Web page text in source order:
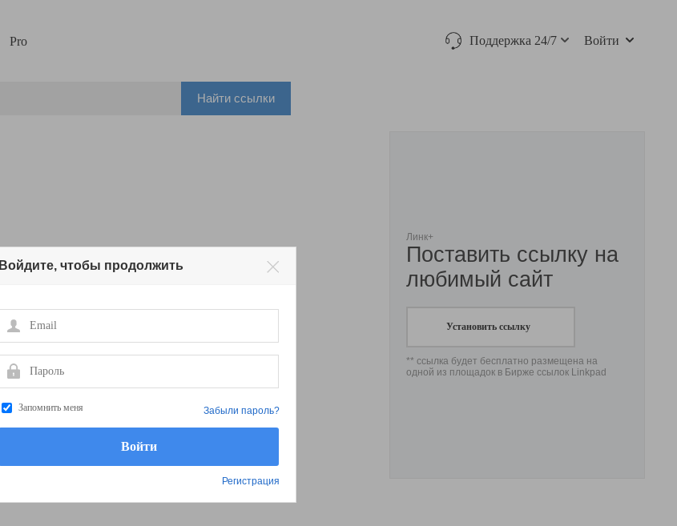
Pro Поддержка 24/7 Войти
Найти ссылки
Линк+
Поставить ссылку на
любимый сайт
Установить ссылку
** ссылка будет бесплатно размещена на
одной из площадок в Бирже ссылок Linkpad
Войдите, чтобы продолжить
Email
Пароль
Запомнить меня
Регистрация
Забыли пароль?